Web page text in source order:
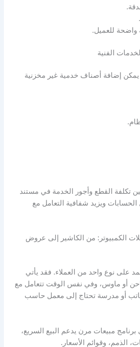
واضحة للعميل.
الفنية
يمكن إضافة أصناف خدمية غير مخزنية
تكلفة القطع وأجور الخدمة في مستند
ويزيد شفافية التعامل مع
الكمبيوتر: من الكاشير إلى عروض
على نوع واحد من العملاء. فقد يأتي
أو ماوس، وفي نفس الوقت تتعامل مع
أو مدرسة تحتاج إلى معمل حاسب
مبيعات مرن يدعم البيع السريع،
الذمم، وقوائم الأسعار.